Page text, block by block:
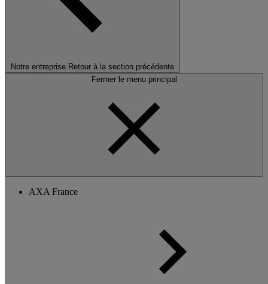
Notre entreprise Retour à la section précédente
Fermer le menu principal
AXA France